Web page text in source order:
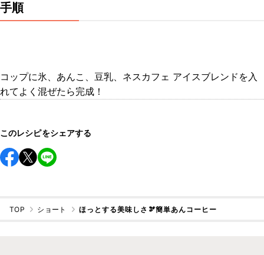
手順
コップに氷、あんこ、豆乳、ネスカフェ アイスブレンドを入
れてよく混ぜたら完成！
このレシピをシェアする
TOP ショート ほっとする美味しさ🫘簡単あんコーヒー